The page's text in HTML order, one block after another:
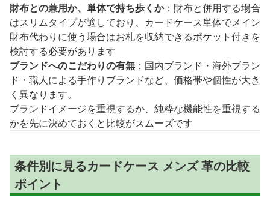
財布との兼用か、単体で持ち歩くか：財布と併用する場合
はスリムタイプが適しており、カードケース単体でメイン
財布代わりに使う場合はお札を収納できるポケット付きを
検討する必要があります
ブランドへのこだわりの有無 ：国内ブランド・海外ブラン
ド・職人による手作りブランドなど、価格帯や個性が大き
く異なります。
ブランドイメージを重視するか、純粋な機能性を重視する
かを先に決めておくと比較がスムーズです
条件別に見るカードケース メンズ 革の比較
ポイント